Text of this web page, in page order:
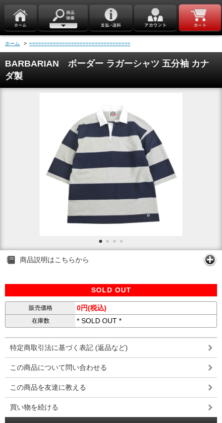
ホーム > ==================================
BARBARIAN ボーダー ラガーシャツ 五分袖 カナ
ダ製
商品説明はこちらから
SOLD OUT
販売価格 0円(税込)
在庫数 * SOLD OUT *
特定商取引法に基づく表記 (返品など)
この商品について問い合わせる
この商品を友達に教える
買い物を続ける